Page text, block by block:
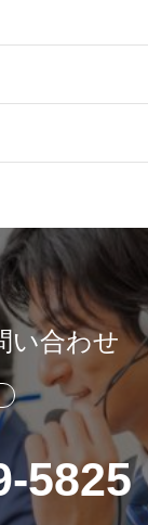
い合わせ
5825